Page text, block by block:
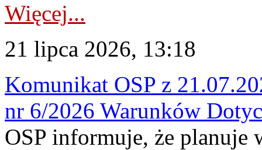
Więcej...
21 lipca 2026, 13:18
Komunikat OSP z
nr 6/2026 Warunków
OSP informuje, że planuje